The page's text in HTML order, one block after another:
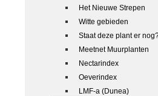
Het Nieuwe Strepen
Witte gebieden
Staat deze plant er
Meetnet Muurplanten
Nectarindex
Oeverindex
LMF-a (Dunea)